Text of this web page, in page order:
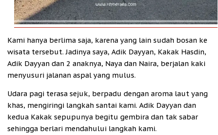
Kami hanya berlima saja, karena yang lain sudah bosan ke
wisata tersebut. Jadinya saya, Adik Dayyan, Kakak Hasdin,
Adik Dayyan dan 2 anaknya, Naya dan Naira, berjalan kaki
menyusuri jalanan aspal yang mulus.
Udara pagi terasa sejuk, berpadu dengan aroma laut yang
khas, mengiringi langkah santai kami. Adik Dayyan dan
kedua Kakak sepupunya begitu gembira dan tak sabar
sehingga berlari mendahului langkah kami.